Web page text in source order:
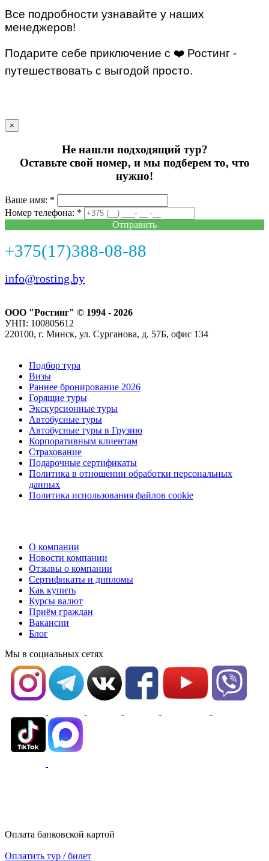
Все подробности узнавайте у наших
менеджеров!
Подарите себе приключение с ❤️ Ростинг -
путешествовать с выгодой просто.
×
Не нашли подходящий тур?
Оставьте свой номер, и мы подберем то, что
нужно!
Ваше имя: *
Номер телефона: *
Отправить
+375(17)388-08-88
info@rosting.by
ООО "Ростинг" © 1994 - 2026
УНП: 100805612
220100, г. Минск, ул. Сурганова, д. 57Б, офис 134
Подбор тура
Визы
Раннее бронирование 2026
Горящие туры
Экскурсионные туры
Автобусные туры
Автобусные туры в Грузию
Корпоративным клиентам
Страхование
Подарочные сертификаты
Политика в отношении обработки персональных
данных
Политика использования файлов cookie
О компании
Новости компании
Отзывы о компании
Сертификаты и дипломы
Как купить
Курсы валют
Приём граждан
Вакансии
Блог
Мы в социальных сетях
Оплата банковской картой
Оплатить тур / билет